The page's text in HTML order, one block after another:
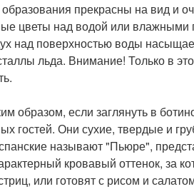
прекрасны на вид и
цветы над водой или влажными
над поверхностью воды
льда. Внимание! Только в
образом, если заглянуть в
гостей. Они сухие, твердые и
называют "Пьюре",
кровавый оттенок, за
или готовят с рисом и